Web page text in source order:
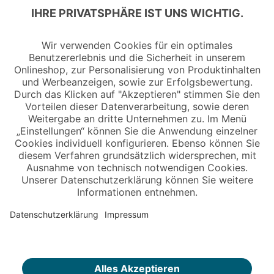
Copyright © 2026 Jungheinrich PROFISHOP
Newsletter
Anmelden →